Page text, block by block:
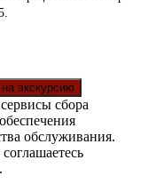
экскурсию
сбора
обслуживания.